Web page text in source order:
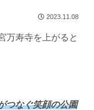
2023.11.08
万寿寺を上がると
つなぐ笑顔の公園